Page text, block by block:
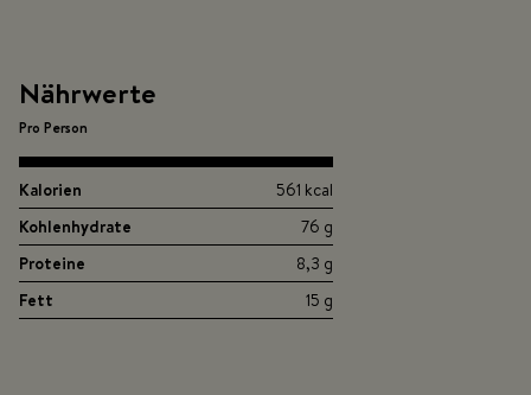
Nährwerte
Pro Person
Kalorien
561 kcal
Kohlenhydrate
76 g
Proteine
8,3 g
Fett
15 g